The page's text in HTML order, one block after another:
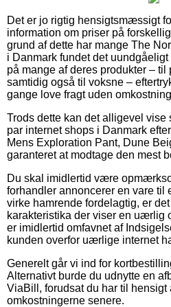
Det er jo rigtig hensigtsmæssigt
information om priser på
grund af dette har mange The
i Danmark fundet det
på mange af deres produkter – til
samtidig også til voksne –
gange love fragt uden
Trods dette kan det alligevel
par internet shops i Danmark
Mens Exploration Pant, Dune
garanteret at modtage den mest
Du skal imidlertid være
forhandler annoncerer en vare til
virke hamrende fordelagtig, er
karakteristika der viser en uærlig
er imidlertid omfavnet af
kunden overfor uærlige internet
Generelt går vi ind for
Alternativt burde du udnytte en
ViaBill, forudsat du har til hensigt
omkostningerne senere.